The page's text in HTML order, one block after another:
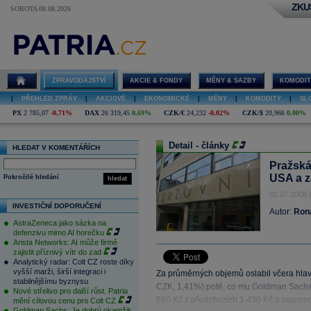
SOBOTA 08.08.2026
ZPRAVODAJSTVÍ AKCIE & FONDY MĚNY & SAZBY
PŘEHLED ZPRÁV AKCIOVÉ EKONOMICKÉ MĚNY KOMODITY
PX 2 785,07 -0,71% DAX 26 319,45 0,69% CZK/€ 24,232 -0,02% CZK/$ 20,966 0,00%
HLEDAT V KOMENTÁŘÍCH
hledat
Pokročilé hledání
INVESTIČNÍ DOPORUČENÍ
AstraZeneca jako sázka na
defenzivu mimo AI horečku
Arista Networks: AI může firmě
zajistit příznivý vítr do zad
Analytický radar: Colt CZ roste díky
vyšší marži, širší integraci i
stabilnějšímu byznysu
Nové střelivo pro další růst. Patria
mění cílovou cenu pro Colt CZ
Detail - články
USA a
02.07.2008
Autor:
Za průměrných objemů oslabil včera
CZK, 1,41%) poté, co mu Goldman
580 Kč z předchozích 1 430 Kč a